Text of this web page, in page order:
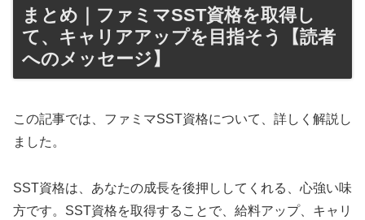
まとめ｜ファミマSST資格を取得し
て、キャリアアップを目指そう【読者
へのメッセージ】
この記事では、ファミマSST資格について、詳しく解説し
ました。
SST資格は、あなたの成長を後押ししてくれる、心強い味
方です。SST資格を取得することで、給料アップ、キャリ